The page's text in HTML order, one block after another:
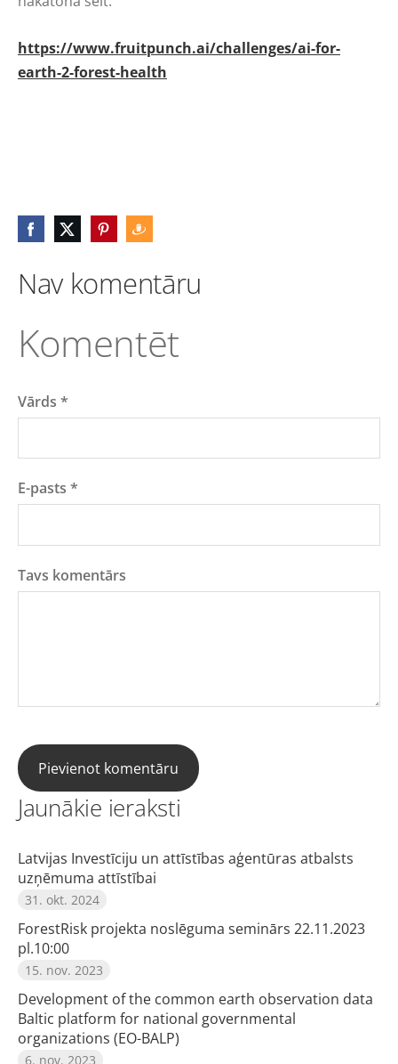
Jaunākie ieraksti
Latvijas Investīciju un attīstības aģentūras atbalsts
uzņēmuma attīstībai
31. okt. 2024
ForestRisk projekta noslēguma seminārs 22.11.2023
pl.10:00
15. nov. 2023
Development of the common earth observation data
Baltic platform for national governmental
organizations (EO-BALP)
6. nov. 2023
https://www.fruitpunch.ai/challenges/ai-for-
earth-2-forest-health
Nav komentāru
Komentēt
Vārds *
E-pasts *
Tavs komentārs